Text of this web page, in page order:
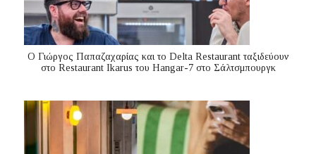
Ο Γιώργος Παπαζαχαρίας και το Delta Restaurant ταξιδεύουν
στο Restaurant Ikarus του Hangar-7 στο Σάλτσμπουργκ